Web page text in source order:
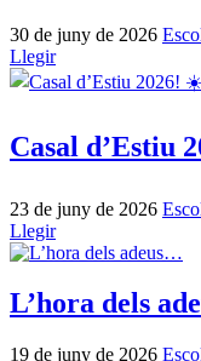
30 de juny de 2026
Llegir
Casal d’Estiu
23 de juny de 2026
Llegir
L’hora dels
19 de juny de 2026